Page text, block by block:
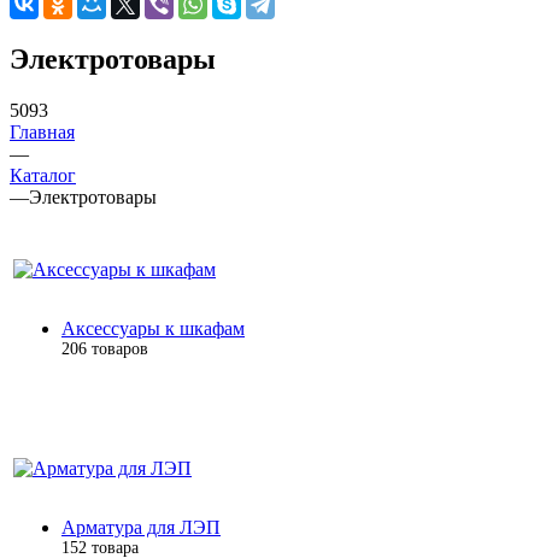
Электротовары
5093
Главная
—
Каталог
—Электротовары
Аксессуары к шкафам
206 товаров
Арматура для ЛЭП
152 товара